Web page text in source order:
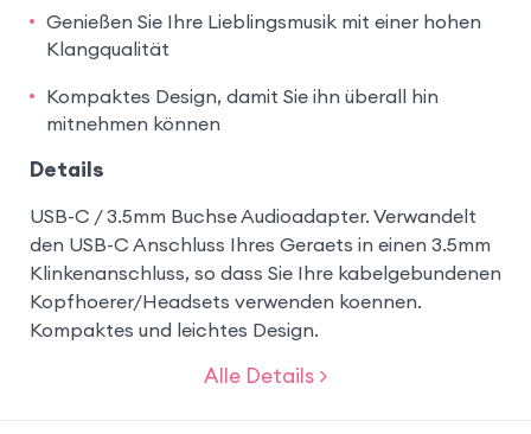
Genießen Sie Ihre Lieblingsmusik mit einer hohen
Klangqualität
Kompaktes Design, damit Sie ihn überall hin
mitnehmen können
Details
USB-C / 3.5mm Buchse Audioadapter. Verwandelt
den USB-C Anschluss Ihres Geraets in einen 3.5mm
Klinkenanschluss, so dass Sie Ihre kabelgebundenen
Kopfhoerer/Headsets verwenden koennen.
Kompaktes und leichtes Design.
Alle Details >